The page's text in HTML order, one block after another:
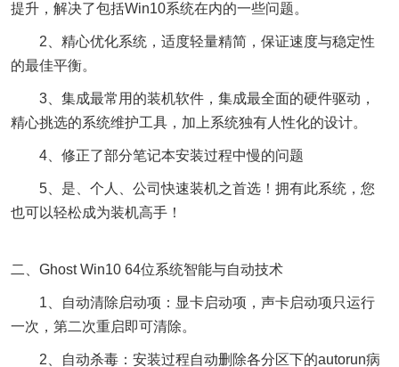
提升，解决了包括Win10系统在内的一些问题。
2、精心优化系统，适度轻量精简，保证速度与稳定性
的最佳平衡。
3、集成最常用的装机软件，集成最全面的硬件驱动，
精心挑选的系统维护工具，加上系统独有人性化的设计。
4、修正了部分笔记本安装过程中慢的问题
5、是、个人、公司快速装机之首选！拥有此系统，您
也可以轻松成为装机高手！
二、Ghost Win10 64位系统智能与自动技术
1、自动清除启动项：显卡启动项，声卡启动项只运行
一次，第二次重启即可清除。
2、自动杀毒：安装过程自动删除各分区下的autorun病